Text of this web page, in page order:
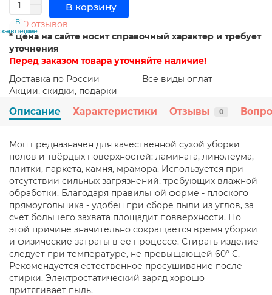
В корзину
В
закладки
В 0 отзывов
* Цена на сайте носит справочный характер и требует
уточнения
Перед заказом товара уточняйте наличие!
Доставка по России
Все виды оплат
Акции, скидки, подарки
Описание Характеристики Отзывы 0
Моп предназначен для качественной сухой уборки
полов и твёрдых поверхностей: ламината, линолеума,
плитки, паркета, камня, мрамора. Используется при
отсутствии сильных загрязнений, требующих влажной
обработки. Благодаря правильной форме - плоского
прямоугольника - удобен при сборе пыли из углов, за
счет большего захвата площадит повверхности. По
этой причине значительно сокращается время уборки
и физические затраты в ее процессе. Стирать изделие
следует при температуре, не превыщающей 60° С.
Рекомендуется естественное просушивание после
стирки. Электростатический заряд хорошо
притягивает пыль.